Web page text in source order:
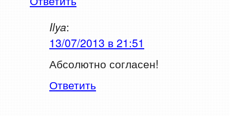
Ilya:
13/07/2013 в 21:51
Абсолютно согласен!
Ответить